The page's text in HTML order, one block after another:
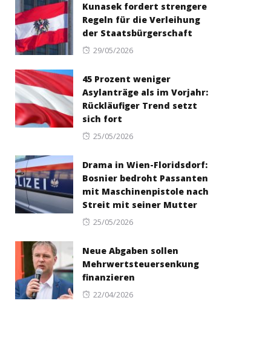
Kunasek fordert strengere
Regeln für die Verleihung
der Staatsbürgerschaft
Posted
29/05/2026
45 Prozent weniger
Asylanträge als im Vorjahr:
Rückläufiger Trend setzt
sich fort
Posted
25/05/2026
Drama in Wien-Floridsdorf:
Bosnier bedroht Passanten
mit Maschinenpistole nach
Streit mit seiner Mutter
Posted
25/05/2026
Neue Abgaben sollen
Mehrwertsteuersenkung
finanzieren
Posted
22/04/2026